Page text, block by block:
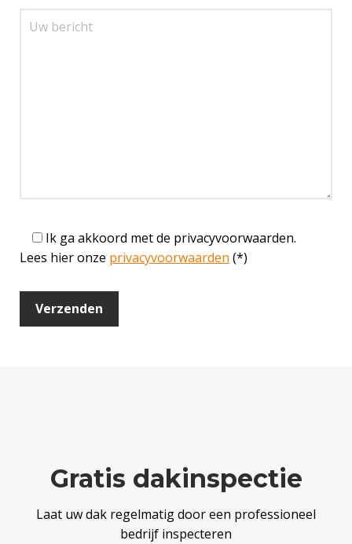
Ik ga akkoord met de privacyvoorwaarden.
Lees hier onze privacyvoorwaarden (*)
Gratis dakinspectie
Laat uw dak regelmatig door een professioneel
bedrijf inspecteren